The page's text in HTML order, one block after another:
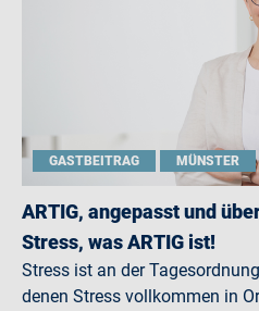
GASTBEITRAG MÜNSTER
ARTIG, angepasst und
Stress, was ARTIG ist!
Stress ist an der
denen Stress vollkommen in